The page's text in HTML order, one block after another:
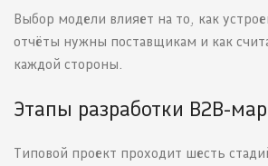
Выбор модели влияет на то, как
отчёты нужны поставщикам и как
каждой стороны.
Этапы разработки B2B-
Типовой проект проходит шесть